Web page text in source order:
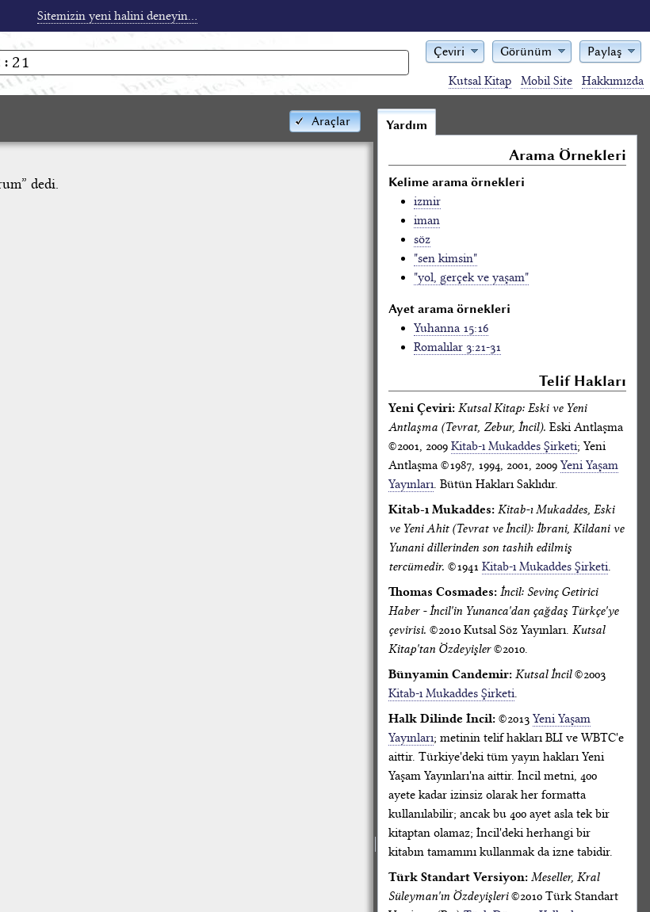
Sitemizin yeni halini deneyin...
Çeviri Görünüm Paylaş
Kutsal Kitap Mobil Site Hakkımızda
Araçlar
dedi.
Yardım
Arama Örnekleri
Kelime arama örnekleri
izmir
iman
söz
"sen kimsin"
"yol, gerçek ve yaşam"
Ayet arama örnekleri
Yuhanna 15:16
Romalılar 3:21-31
Telif Hakları
Yeni Çeviri: Kutsal Kitap: Eski ve Yeni
Antlaşma (Tevrat, Zebur, İncil). Eski Antlaşma
©2001, 2009 Kitab-ı Mukaddes Şirketi; Yeni
Antlaşma ©1987, 1994, 2001, 2009 Yeni Yaşam
Yayınları. Bütün Hakları Saklıdır.
Kitab-ı Mukaddes: Kitab-ı Mukaddes, Eski
ve Yeni Ahit (Tevrat ve İncil): İbrani, Kildani ve
Yunani dillerinden son tashih edilmiş
tercümedir. ©1941 Kitab-ı Mukaddes Şirketi.
Thomas Cosmades: İncil: Sevinç Getirici
Haber - İncil'in Yunanca'dan çağdaş Türkçe'ye
çevirisi. ©2010 Kutsal Söz Yayınları. Kutsal
Kitap'tan Özdeyişler©2010.
Bünyamin Candemir: Kutsal İncil©2003
Kitab-ı Mukaddes Şirketi.
Halk Dilinde İncil: ©2013 Yeni Yaşam
Yayınları; metinin telif hakları BLI ve WBTC'e
aittir. Türkiye'deki tüm yayın hakları Yeni
Yaşam Yayınları'na aittir. İncil metni, 400
ayete kadar izinsiz olarak her formatta
kullanılabilir; ancak bu 400 ayet asla tek bir
kitaptan olamaz; İncil'deki herhangi bir
kitabın tamamını kullanmak da izne tabidir.
Türk Standart Versiyon: Meseller, Kral
Süleyman'ın Özdeyişleri©2010 Türk Standart